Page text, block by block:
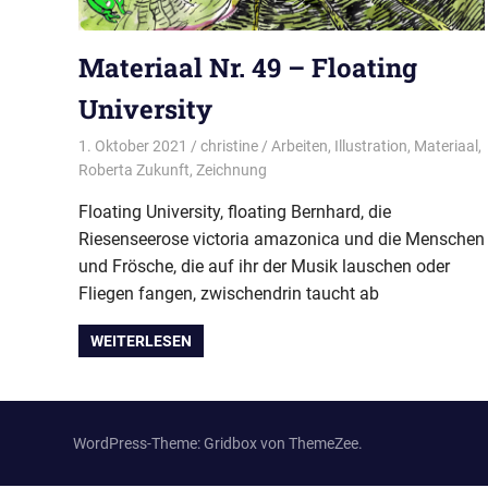
Materiaal Nr. 49 – Floating
University
1. Oktober 2021 christine Arbeiten, Illustration, Materiaal ,
Roberta Zukunft, Zeichnung
Floating University, floating Bernhard, die
Riesenseerose victoria amazonica und die Menschen
und Frösche, die auf ihr der Musik lauschen oder
Fliegen fangen, zwischendrin taucht ab
WEITERLESEN
WordPress-Theme: Gridbox von ThemeZee.